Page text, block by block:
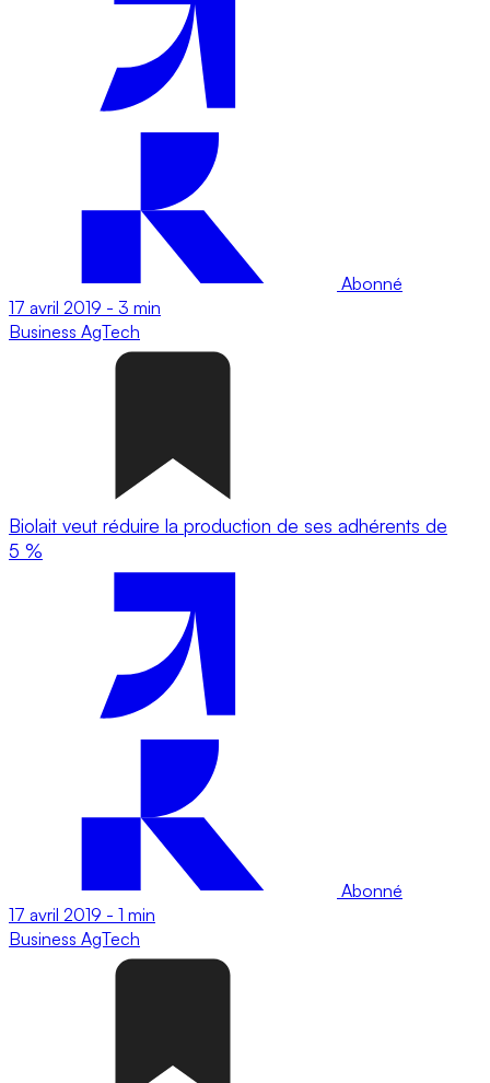
Abonné
17 avril 2019 - 3 min
Business AgTech
Biolait veut réduire la production de ses adhérents de
5 %
Abonné
17 avril 2019 - 1 min
Business AgTech